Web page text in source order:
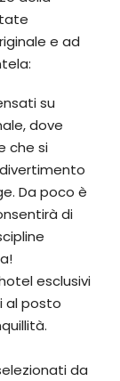
e ad
su
dove
che si
Da poco è
di
esclusivi
al posto
da